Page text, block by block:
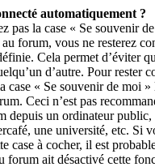
automatiquement ?
pas la case « Se souvenir
forum, vous ne resterez
Cela permet d’éviter
d’autre. Pour rester
case « Se souvenir de moi »
Ceci n’est pas
depuis un ordinateur public,
une université, etc. Si
case à cocher, il est
forum ait désactivé cette